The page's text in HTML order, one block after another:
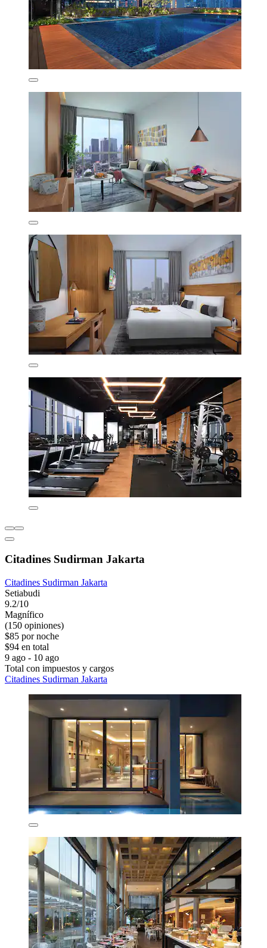
Citadines Sudirman Jakarta
Citadines Sudirman Jakarta
Setiabudi
9.2/10
Magnífico
(150 opiniones)
$85 por noche
$94 en total
9 ago - 10 ago
Total con impuestos y cargos
Citadines Sudirman Jakarta